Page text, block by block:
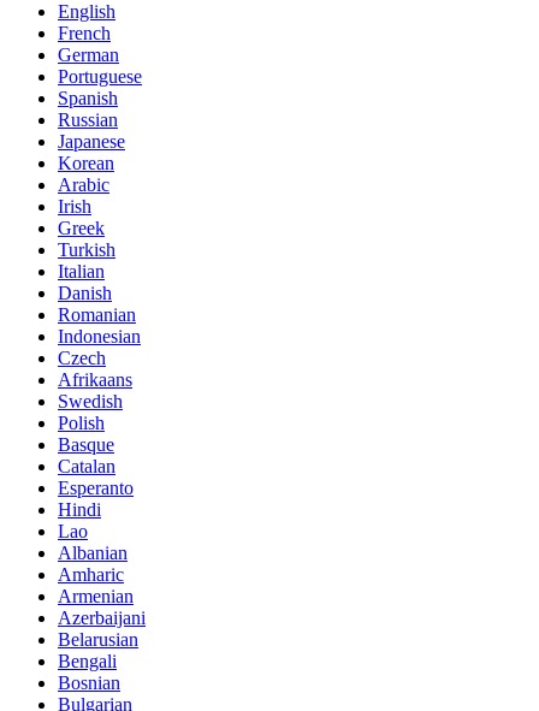
English
French
German
Portuguese
Spanish
Russian
Japanese
Korean
Arabic
Irish
Greek
Turkish
Italian
Danish
Romanian
Indonesian
Czech
Afrikaans
Swedish
Polish
Basque
Catalan
Esperanto
Hindi
Lao
Albanian
Amharic
Armenian
Azerbaijani
Belarusian
Bengali
Bosnian
Bulgarian